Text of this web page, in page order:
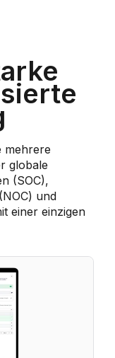
mehrere
globale
(SOC),
und
einer einzigen